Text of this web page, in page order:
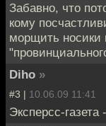
Забавно, что
кому
морщить носики
Diho »
#3 | 10.06.09 11:41
Эксперсс-